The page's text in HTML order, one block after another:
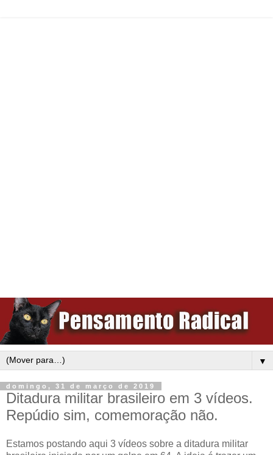
▼
domingo, 31 de março de 2019
Ditadura militar brasileiro em 3 vídeos.
Repúdio sim, comemoração não.
Estamos postando aqui 3 vídeos sobre a ditadura militar